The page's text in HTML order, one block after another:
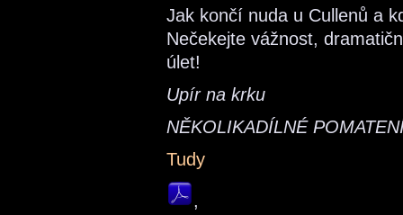
Jak končí nuda u Cullenů a
Nečekejte vážnost,
úlet!
Upír na krku
NĚKOLIKADÍLNÉ
Tudy
,